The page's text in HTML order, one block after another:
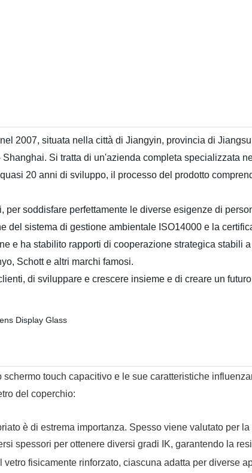
2007, situata nella città di Jiangyin, provincia di
Si tratta di un'azienda completa specializzata
20 anni di sviluppo, il processo del prodotto
per soddisfare perfettamente le diverse esigenze di
del sistema di gestione ambientale ISO14000 e la
e ha stabilito rapporti di cooperazione strategica stabili
Schott e altri marchi famosi.
di sviluppare e crescere insieme e di creare un
touch capacitivo e le sue caratteristiche
del coperchio:
è di estrema importanza. Spesso viene valutato per
spessori per ottenere diversi gradi IK, garantendo la
fisicamente rinforzato, ciascuna adatta per diverse